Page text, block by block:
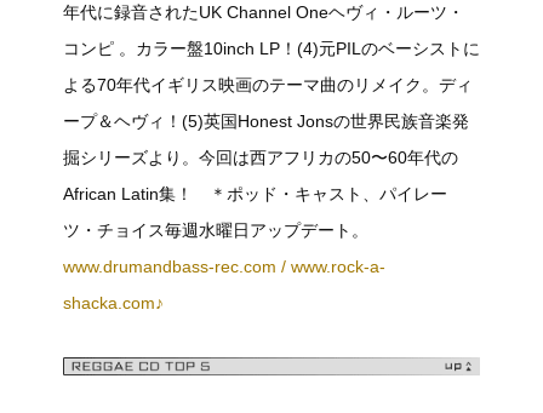
年代に録音されたUK Channel Oneヘヴィ・ルーツ・
コンピ 。カラー盤10inch LP！(4)元PILのベーシストに
よる70年代イギリス映画のテーマ曲のリメイク。ディ
ープ＆ヘヴィ！(5)英国Honest Jonsの世界民族音楽発
掘シリーズより。今回は西アフリカの50〜60年代の
African Latin集！ ＊ポッド・キャスト、パイレー
ツ・チョイス毎週水曜日アップデート。
www.drumandbass-rec.com / www.rock-a-
shacka.com♪